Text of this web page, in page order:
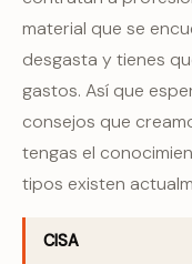
material que se
desgasta y tienes
gastos. Así que
consejos que
tengas el
tipos existen
CISA